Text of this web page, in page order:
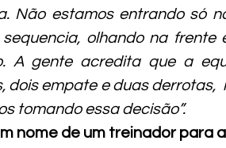
Não estamos entrando só
olhando na frente
A gente acredita que a
dois empate e duas derrotas,
tomando essa decisão”.
nome de um treinador para